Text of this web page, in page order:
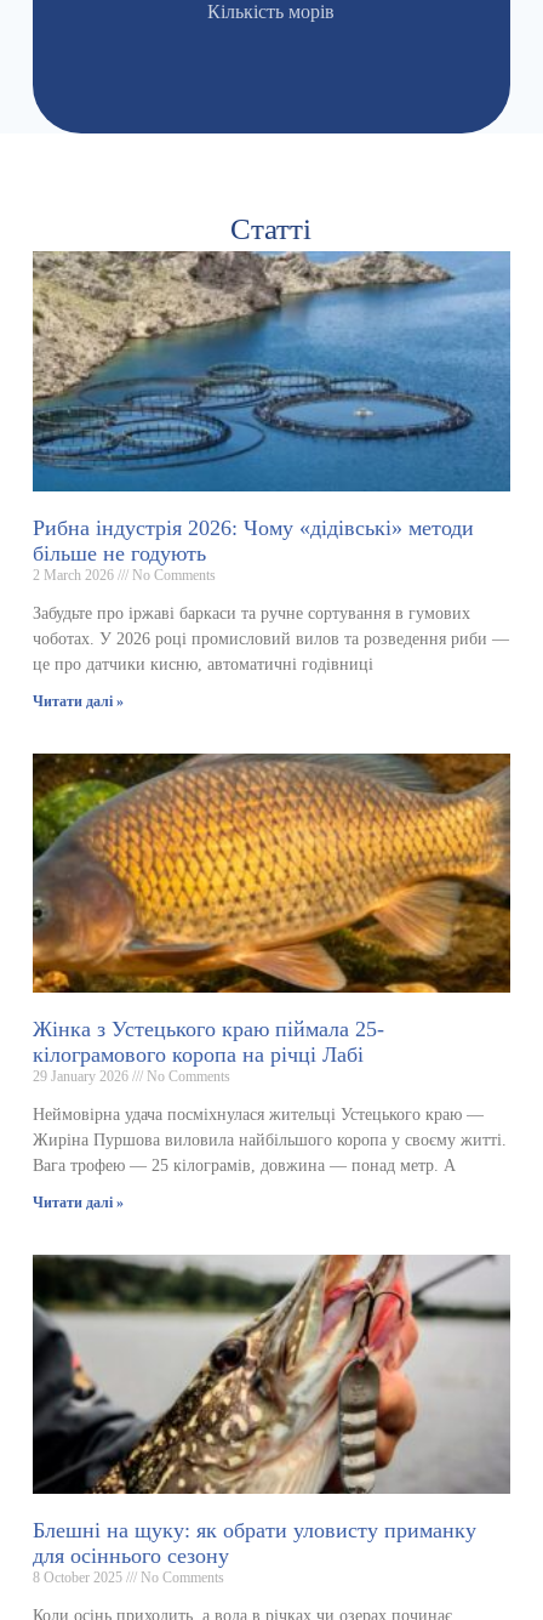
Кількість морів
Статті
Рибна індустрія 2026: Чому «дідівські» методи
більше не годують
2 March 2026 No Comments
Забудьте про іржаві баркаси та ручне сортування в гумових
чоботах. У 2026 році промисловий вилов та розведення риби —
це про датчики кисню, автоматичні годівниці
Читати далі »
Жінка з Устецького краю піймала 25-
кілограмового коропа на річці Лабі
29 January 2026 No Comments
Неймовірна удача посміхнулася жительці Устецького краю —
Жиріна Пуршова виловила найбільшого коропа у своєму житті.
Вага трофею — 25 кілограмів, довжина — понад метр. А
Читати далі »
Блешні на щуку: як обрати уловисту приманку
для осіннього сезону
8 October 2025 No Comments
Коли осінь приходить, а вода в річках чи озерах починає